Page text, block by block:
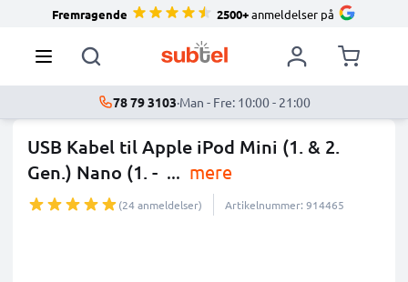
Fremragende 2500+anmeldelser på
78 79 3103·Man - Fre: 10:00 - 21:00
USB Kabel til Apple iPod Mini (1. & 2.
Gen.) Nano (1. - ... mere
(24 anmeldelser) Artikelnummer: 914465